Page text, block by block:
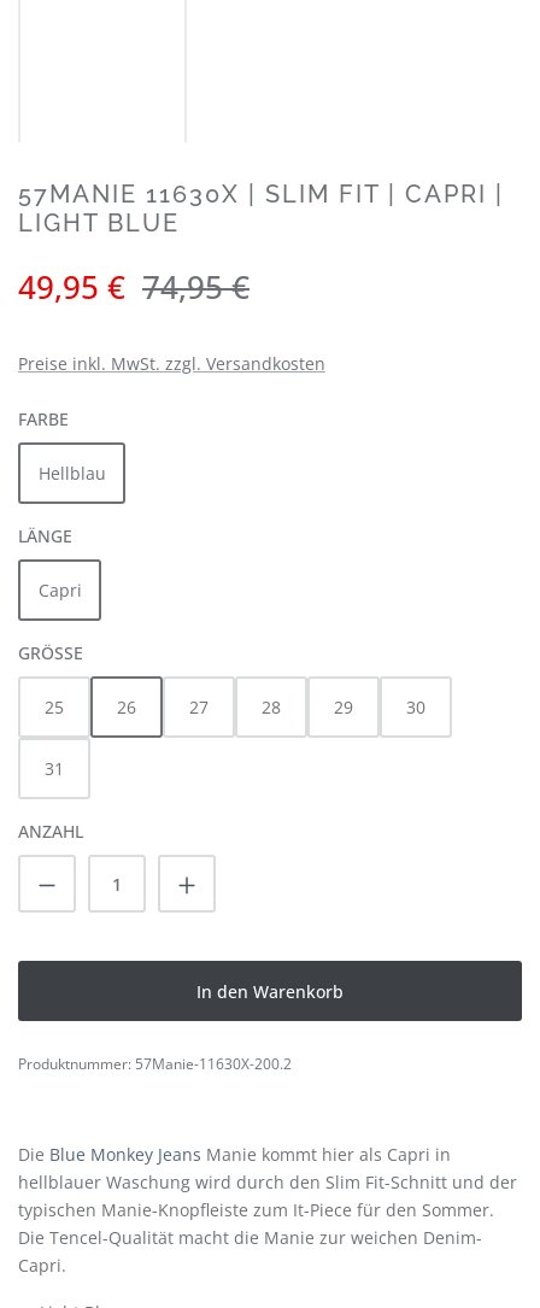
57MANIE 11630X | SLIM FIT | CAPRI |
LIGHT BLUE
Verkaufspreis:
49,95 € Regulärer Preis:
74,95 €
Preise inkl. MwSt. zzgl. Versandkosten
FARBE
Hellblau
LÄNGE
Capri
GRÖSSE
25 26 27 28 29 30
31
ANZAHL
Produkt Anzahl: Gib den gewünschten
In den Warenkorb
Produktnummer: 57Manie-11630X-200.2
Die Blue Monkey Jeans Manie kommt hier als Capri in
hellblauer Waschung wird durch den Slim Fit-Schnitt und der
typischen Manie-Knopfleiste zum It-Piece für den Sommer.
Die Tencel-Qualität macht die Manie zur weichen Denim-
Capri.